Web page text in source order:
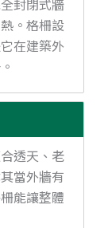
。格柵設
在建築外
透天、老
當外牆有
能讓整體